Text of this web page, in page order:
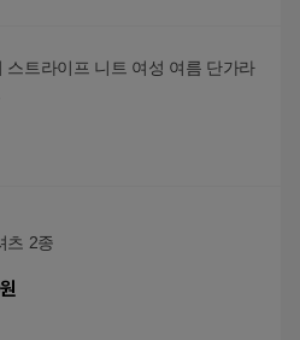
스트라이프 니트 여성 여름 단가라
츠 2종
원